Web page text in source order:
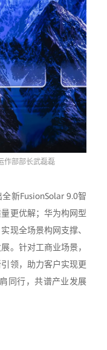
作部部长武磊磊
新FusionSolar 9.0智
更优解；华为构网型
现全场景构网支撑、
。针对工商业场景，
领，助力客户实现更
同行，共谱产业发展